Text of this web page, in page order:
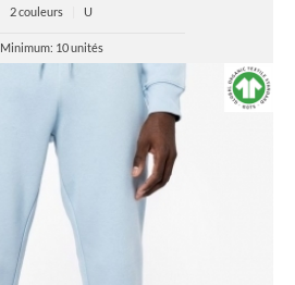
2 couleurs U
Minimum: 10 unités